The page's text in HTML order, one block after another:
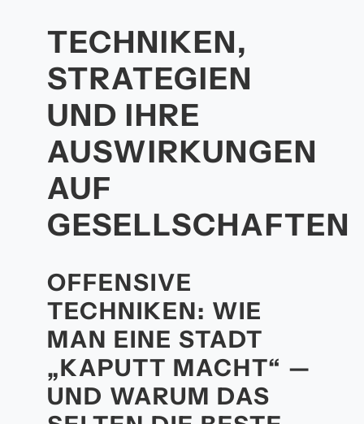
TECHNIKEN,
STRATEGIEN
UND IHRE
AUSWIRKUNGEN
AUF
GESELLSCHAFTEN
OFFENSIVE
TECHNIKEN: WIE
MAN EINE STADT
„KAPUTT MACHT“ —
UND WARUM DAS